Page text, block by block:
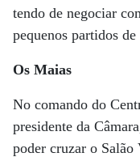
tendo de negociar
pequenos partidos
Os Maias
No comando do
presidente da
poder cruzar o Salão